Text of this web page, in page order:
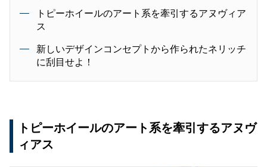
トピーホイールのアート系を牽引するアヌヴィア
ス
新しいデザインコンセプトから作られたネリッチ
に刮目せよ！
トピーホイールのアート系を牽引するアヌヴ
ィアス